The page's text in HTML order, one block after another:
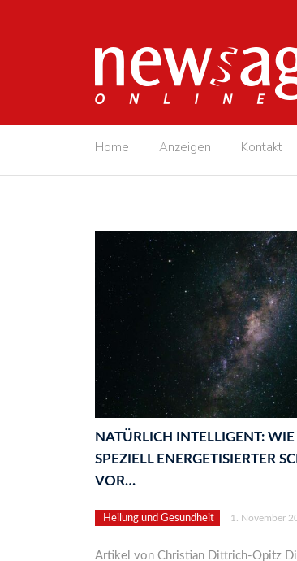
Home Anzeigen Kontakt
NATÜRLICH INTELLIGENT: WIE
SPEZIELL ENERGETISIERTER
VOR…
Heilung und Gesundheit 1. November
Artikel von Christian Dittrich-Opitz